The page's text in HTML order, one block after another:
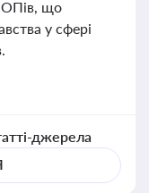
що
у сфері
джерела